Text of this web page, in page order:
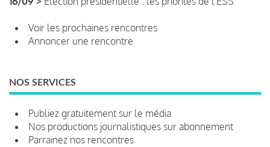
Voir les prochaines rencontres
Annoncer une rencontre
NOS SERVICES
Publiez gratuitement sur le média
Nos productions journalistiques sur abonnement
Parrainez nos rencontres